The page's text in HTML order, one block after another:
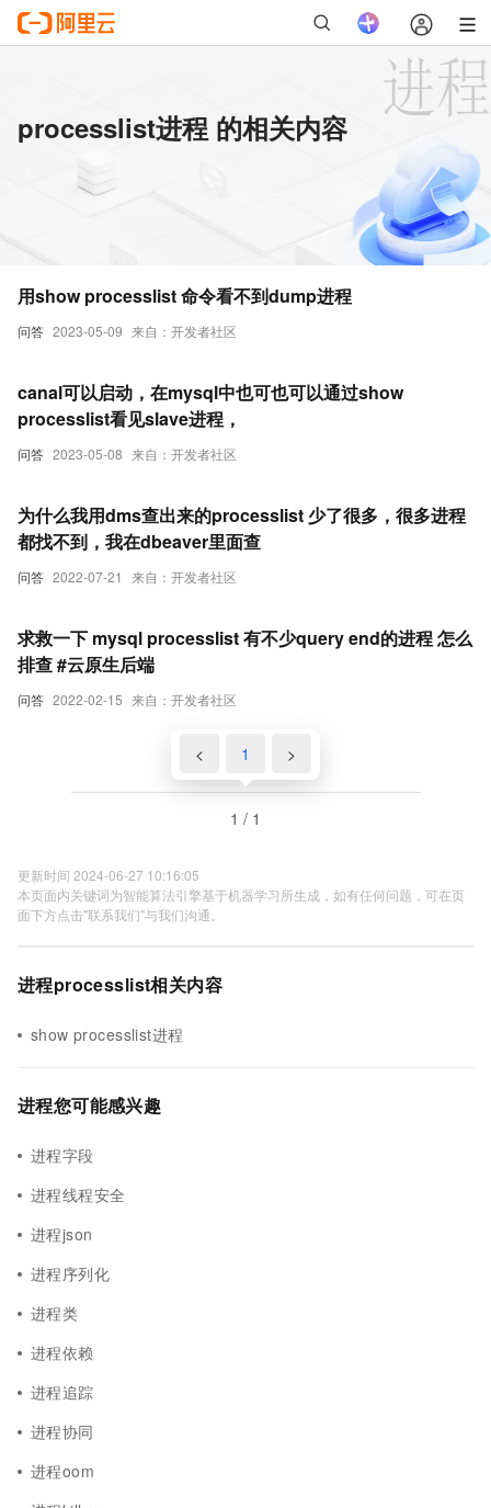
processlist进程 的相关内容
问答 2023-05-09 来自：开发者社区
用show processlist 命令看不到dump进程
问答 2023-05-08 来自：开发者社区
canal可以启动，在mysql中也可也可以通过show
processlist看见slave进程，
问答 2022-07-21 来自：开发者社区
为什么我用dms查出来的processlist 少了很多，很多进程
都找不到，我在dbeaver里面查
问答 2022-02-15 来自：开发者社区
求救一下 mysql processlist 有不少query end的进程 怎么
排查 #云原生后端
< 1 >
1 / 1
更新时间 2024-06-27 10:16:05
本页面内关键词为智能算法引擎基于机器学习所生成，如有任何问题，可在页
面下方点击"联系我们"与我们沟通。
进程processlist相关内容
show processlist进程
进程您可能感兴趣
进程字段
进程线程安全
进程json
进程序列化
进程类
进程依赖
进程追踪
进程协同
进程oom